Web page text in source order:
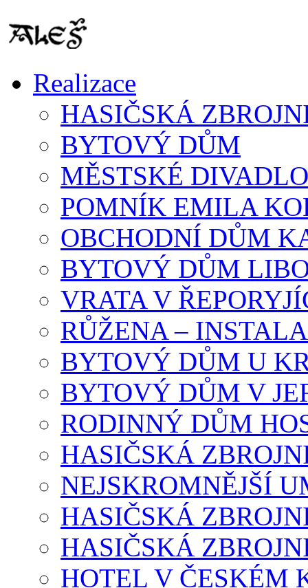
Realizace
HASIČSKÁ
BYTOVÝ DŮM
MĚSTSKÉ
POMNÍK EMILA
OBCHODNÍ DŮM
BYTOVÝ DŮM
VRATA V
RŮŽENA –
BYTOVÝ DŮM U
BYTOVÝ DŮM V
RODINNÝ DŮM
HASIČSKÁ
NEJSKROMNĚJŠÍ
HASIČSKÁ
HASIČSKÁ
HOTEL V ČESKÉM